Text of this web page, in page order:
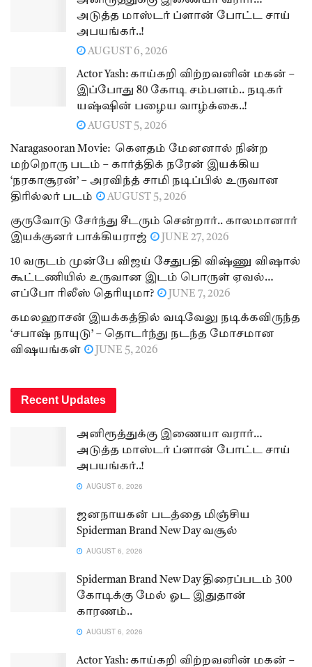
அடுத்த மாஸ்டர் ப்ளான் போட்ட சாய்
அபயங்கர்..!
AUGUST 6, 2026
Actor Yash: காய்கறி விற்றவனின் மகன் –
இப்போது 80 கோடி சம்பளம்.. நடிகர்
யஷ்ஷின் பழைய வாழ்க்கை..!
AUGUST 5, 2026
Naragasooran Movie: கௌதம் மேனனால் நின்ற
மற்றொரு படம் – கார்த்திக் நரேன் இயக்கிய
‘நரகாசூரன்’ – அரவிந்த் சாமி நடிப்பில் உருவான
திரில்லர் படம்
AUGUST 5, 2026
குருவோடு சேர்ந்து சீடரும் சென்றார்.. காலமானார்
இயக்குனர் பாக்கியராஜ்
JUNE 27, 2026
10 வருடம் முன்பே விஜய் சேதுபதி விஷ்ணு விஷால்
கூட்டணியில் உருவான இடம் பொருள் ஏவல்…
எப்போ ரிலீஸ் தெரியுமா?
JUNE 7, 2026
கமலஹாசன் இயக்கத்தில் வடிவேலு நடிக்கவிருந்த
‘சபாஷ் நாயுடு’ – தொடர்ந்து நடந்த மோசமான
விஷயங்கள்
JUNE 5, 2026
Recent Updates
அனிரூத்துக்கு இணையா வரார்…
அடுத்த மாஸ்டர் ப்ளான் போட்ட சாய்
அபயங்கர்..!
AUGUST 6, 2026
ஜனநாயகன் படத்தை மிஞ்சிய
Spiderman Brand New Day வசூல்
AUGUST 6, 2026
Spiderman Brand New Day திரைப்படம் 300
கோடிக்கு மேல் ஓட இதுதான்
காரணம்..
AUGUST 6, 2026
Actor Yash: காய்கறி விற்றவனின் மகன் –